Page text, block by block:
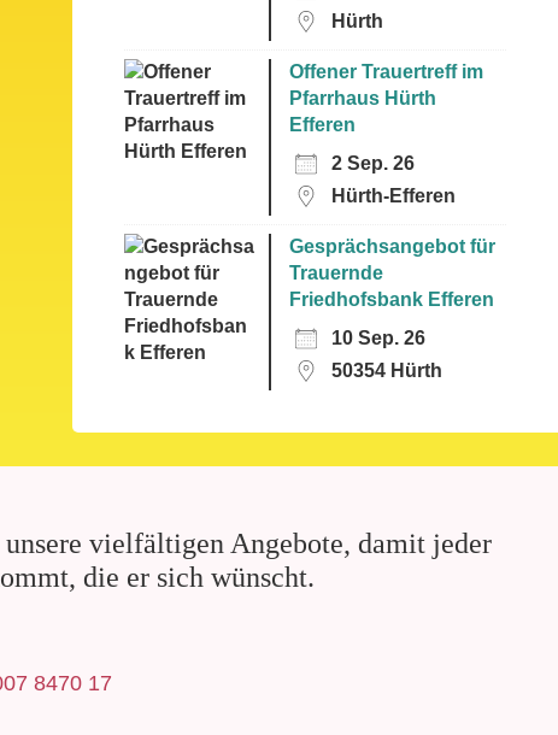
Hürth
Offener Trauertreff im
Pfarrhaus Hürth
Efferen
2 Sep. 26
Hürth-Efferen
Gesprächsangebot für
Trauernde
Friedhofsbank Efferen
10 Sep. 26
50354 Hürth
unsere vielfältigen Angebote, damit jeder
die er sich wünscht.
8470 17